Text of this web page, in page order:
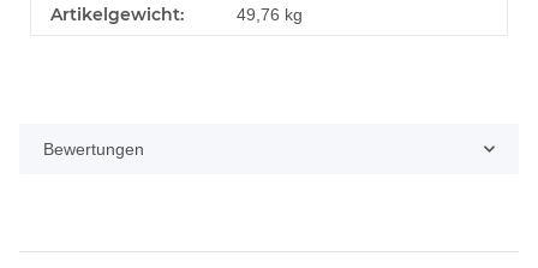
Artikelgewicht: 49,76 kg
Bewertungen